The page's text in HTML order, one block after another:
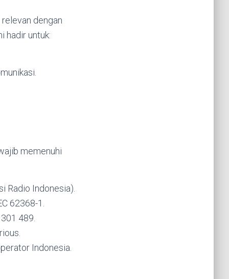
dengan
hadir untuk:
memenuhi
Radio Indonesia).
62368-1.
489.
Indonesia.